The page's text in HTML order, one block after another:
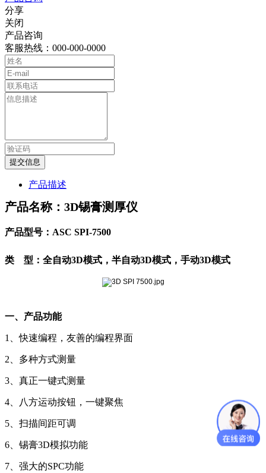
分享
关闭
产品咨询
客服热线：000-000-0000
提交信息
产品描述
产品名称：3D锡膏测厚仪
产品型号：ASC SPI-7500
类 型：全自动3D模式，半自动3D模式，手动3D模式
一、产品功能
1、快速编程，友善的编程界面
2、多种方式测量
3、真正一键式测量
4、八方运动按钮，一键聚焦
5、扫描间距可调
6、锡膏3D模拟功能
7、强大的SPC功能